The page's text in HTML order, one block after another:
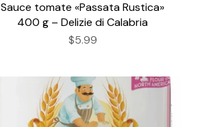
Sauce tomate «Passata Rustica»
400 g – Delizie di Calabria
$5.99